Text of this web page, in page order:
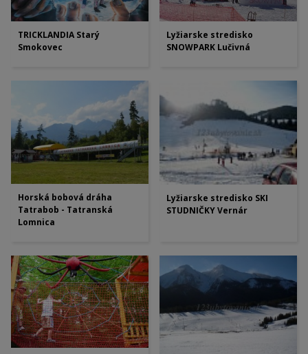
TRICKLANDIA Starý
Smokovec
Lyžiarske stredisko
SNOWPARK Lučivná
Horská bobová dráha
Tatrabob - Tatranská
Lomnica
Lyžiarske stredisko SKI
STUDNIČKY Vernár